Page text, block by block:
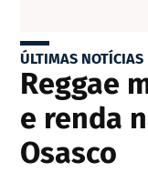
ÚLTIMAS NOTÍCIAS
Reggae
e renda
Osasco